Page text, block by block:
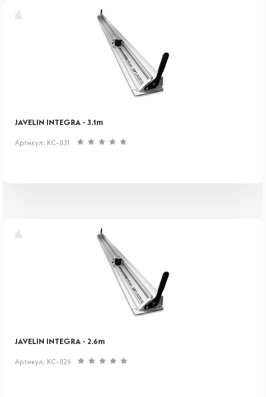
JAVELIN INTEGRA - 3.1m
Артикул: KC-JI31
JAVELIN INTEGRA - 2.6m
Артикул: KC-JI26